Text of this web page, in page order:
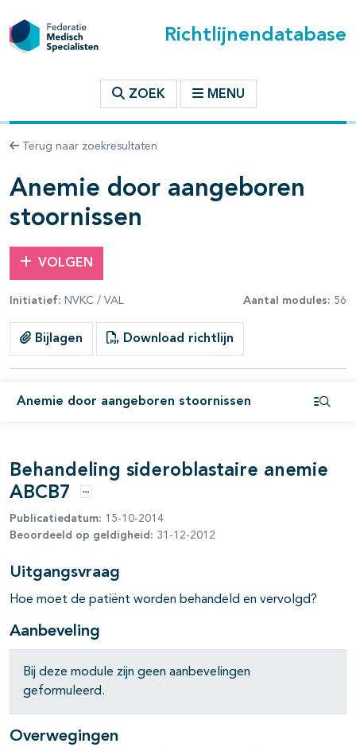
Richtlijnendatabase
ZOEK MENU
Terug naar zoekresultaten
Anemie door aangeboren
stoornissen
VOLGEN
Initiatief: NVKC / VAL Aantal modules: 56
Bijlagen Download richtlijn
Anemie door aangeboren stoornissen
binnen deze richtlijn
open- en dichtklappen
open- en dichtklappen
open- en dichtklappen
open- en dichtklappen
open- en dichtklappen
open- en dichtklappen
Behandeling sideroblastaire anemie
ABCB7
Opties
Publicatiedatum: 15-10-2014
Beoordeeld op geldigheid: 31-12-2012
Uitgangsvraag
Hoe moet de patiënt worden behandeld en vervolgd?
Aanbeveling
Bij deze module zijn geen aanbevelingen
geformuleerd.
Overwegingen